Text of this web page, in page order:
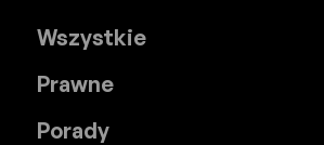
Wszystkie
Prawne
Porady